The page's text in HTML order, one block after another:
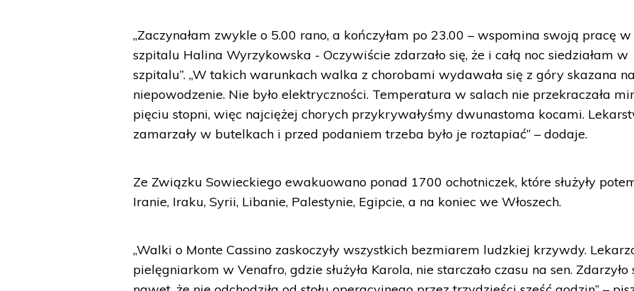
„Zaczynałam zwykle o 5.00 rano, a kończyłam po 23.00 – wspomina swoją pracę w
szpitalu Halina Wyrzykowska - Oczywiście zdarzało się, że i całą noc siedziałam w
szpitalu”. „W takich warunkach walka z chorobami wydawała się z góry skazana na
niepowodzenie. Nie było elektryczności. Temperatura w salach nie przekraczała
pięciu stopni, więc najciężej chorych przykrywałyśmy dwunastoma kocami.
zamarzały w butelkach i przed podaniem trzeba było je roztapiać” – dodaje.
Ze Związku Sowieckiego ewakuowano ponad 1700 ochotniczek, które służyły
Iranie, Iraku, Syrii, Libanie, Palestynie, Egipcie, a na koniec we Włoszech.
„Walki o Monte Cassino zaskoczyły wszystkich bezmiarem ludzkiej krzywdy.
pielęgniarkom w Venafro, gdzie służyła Karola, nie starczało czasu na sen. Zdarzyło